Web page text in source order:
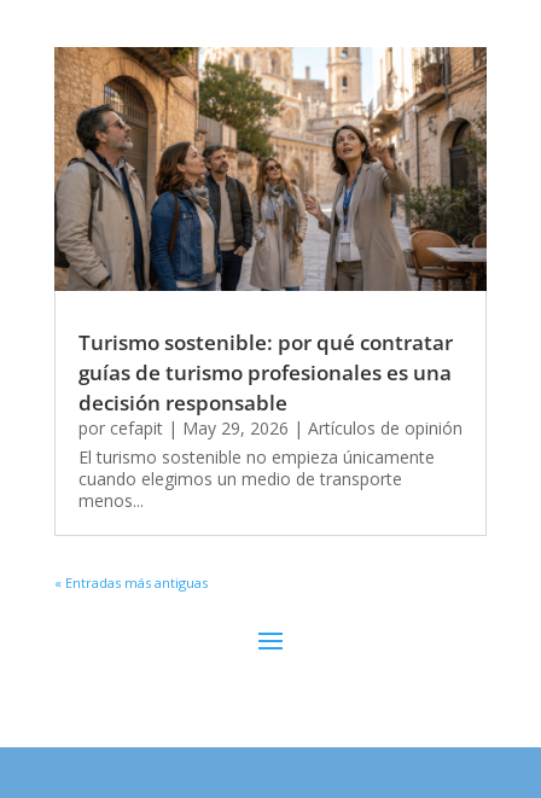
Turismo sostenible: por qué contratar
guías de turismo profesionales es una
decisión responsable
por cefapit| May 29, 2026 | Artículos de opinión
El turismo sostenible no empieza únicamente
cuando elegimos un medio de transporte
menos...
« Entradas más antiguas